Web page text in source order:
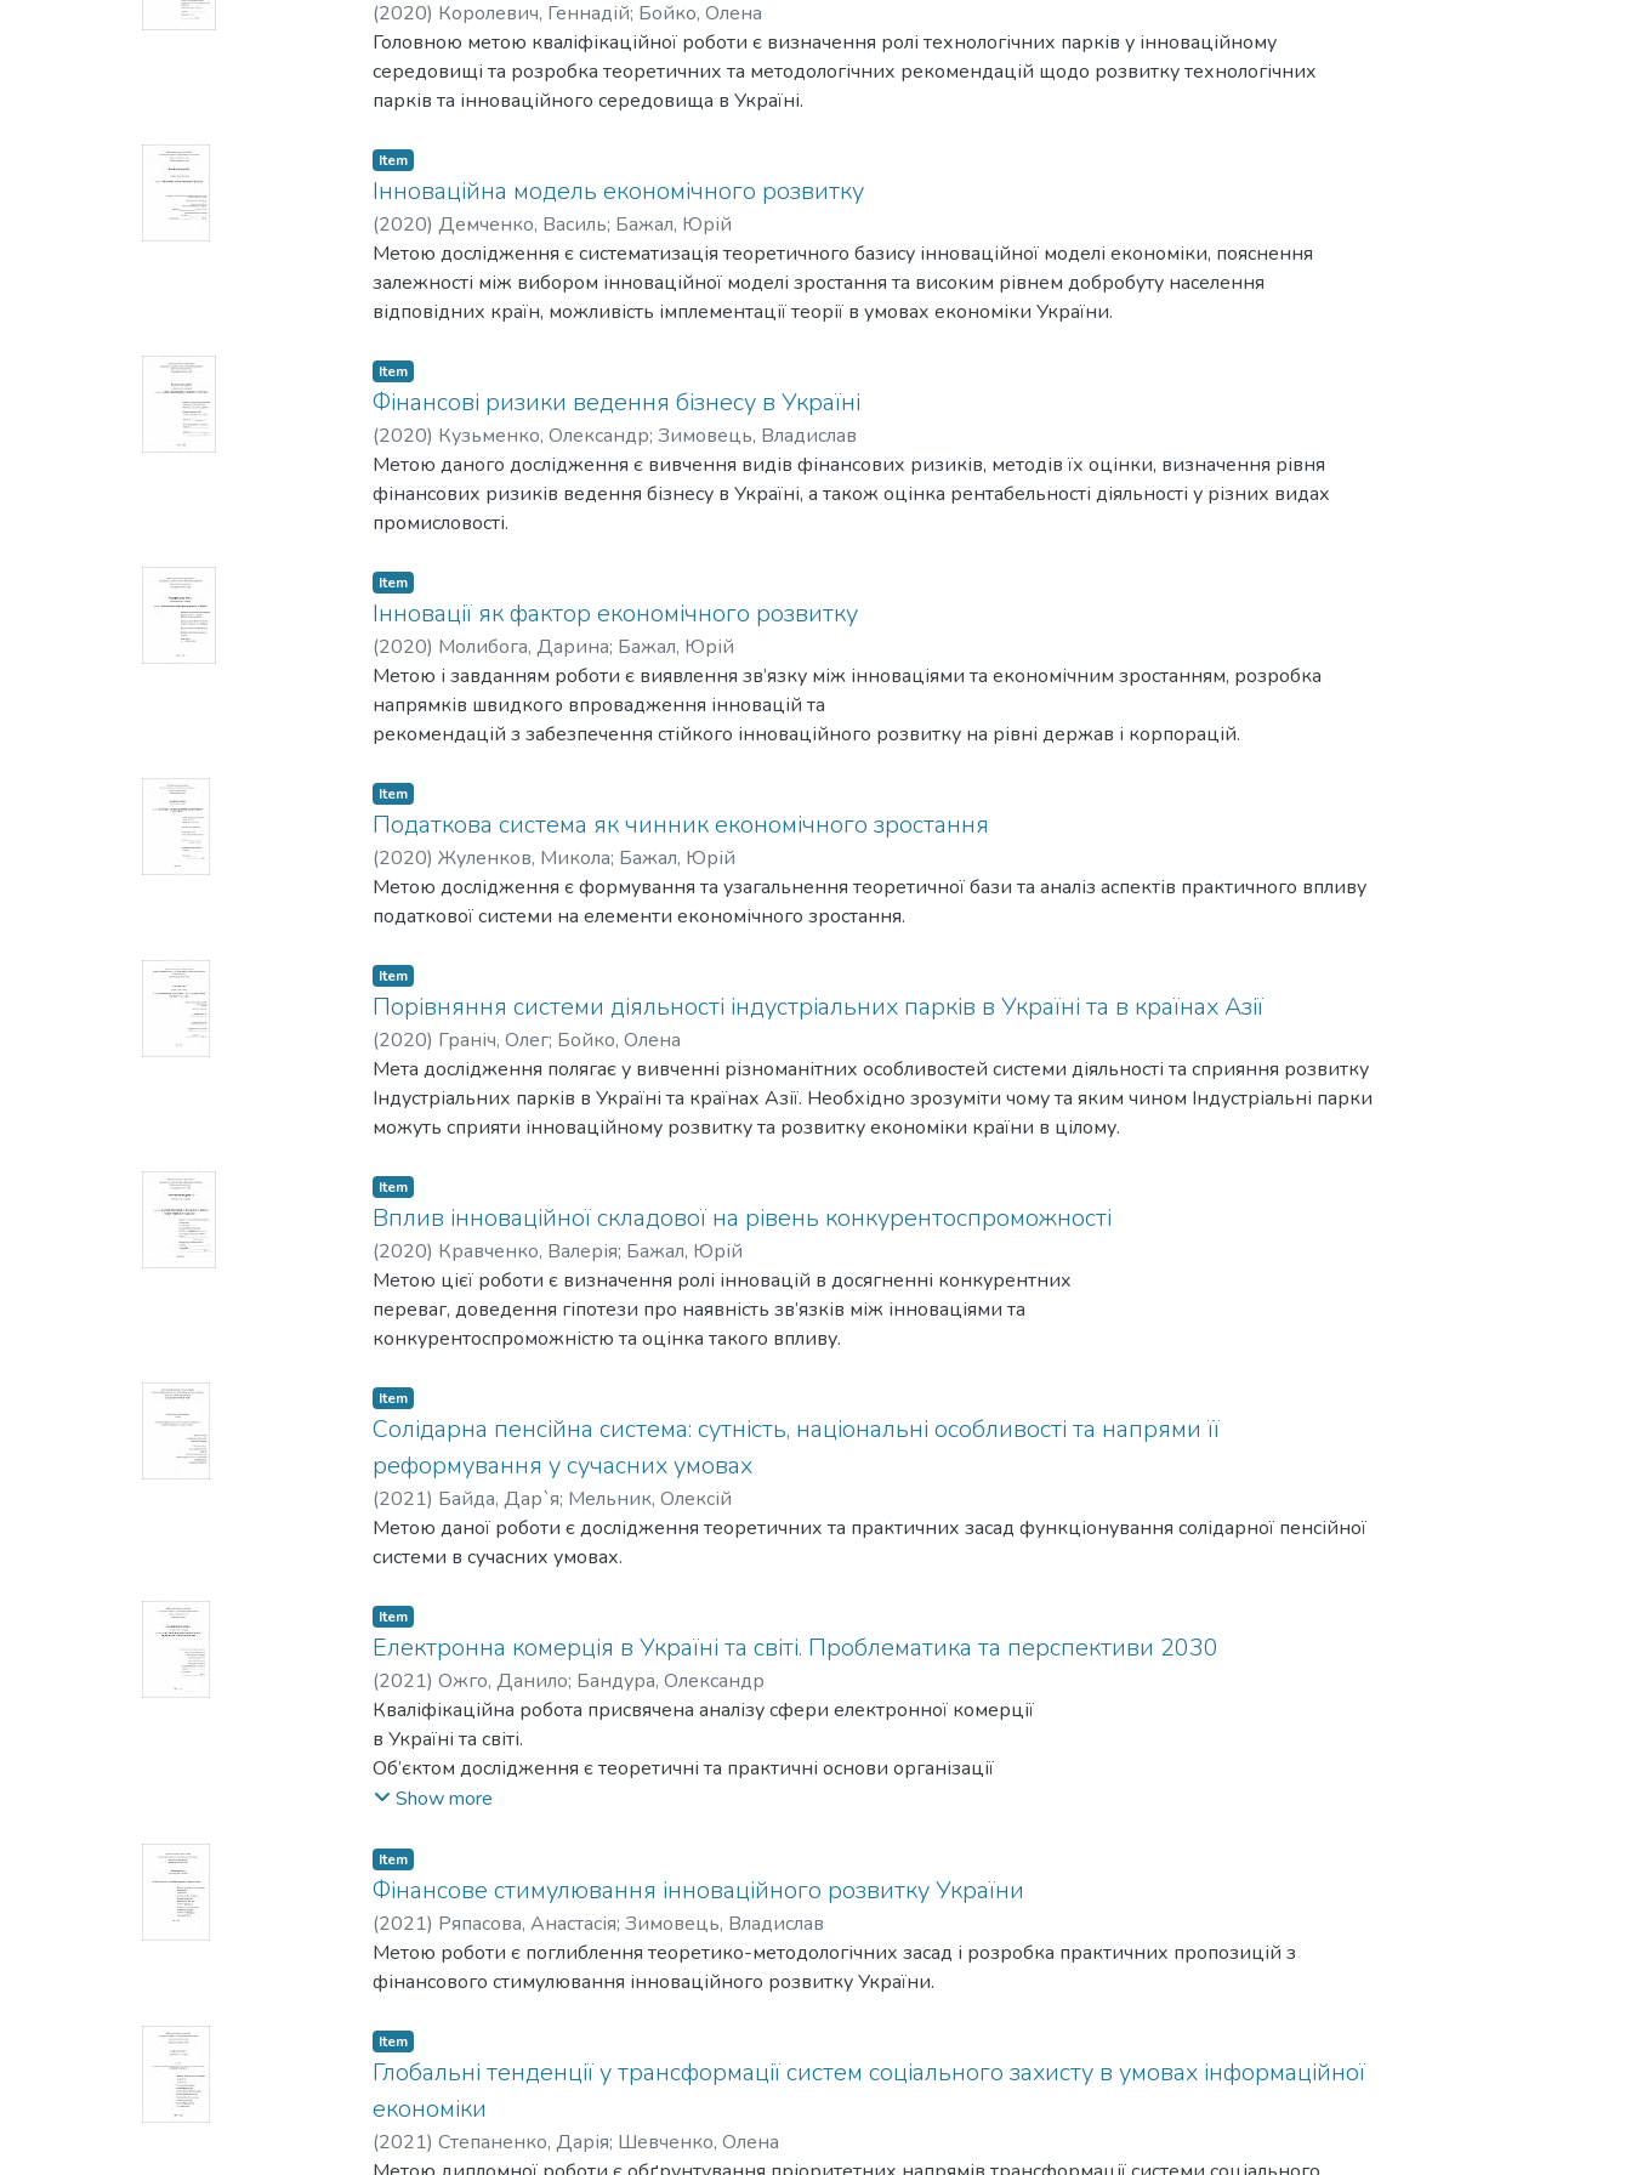
(2020) Королевич, Геннадій; Бойко, Олена
Головною метою кваліфікаційної роботи є визначення ролі технологічних парків у інноваційному
середовищі та розробка теоретичних та методологічних рекомендацій щодо розвитку технологічних
парків та інноваційного середовища в Україні.
Item
Інноваційна модель економічного розвитку
(2020) Демченко, Василь; Бажал, Юрій
Метою дослідження є систематизація теоретичного базису інноваційної моделі економіки, пояснення
залежності між вибором інноваційної моделі зростання та високим рівнем добробуту населення
відповідних країн, можливість імплементації теорії в умовах економіки України.
Item
Фінансові ризики ведення бізнесу в Україні
(2020) Кузьменко, Олександр; Зимовець, Владислав
Метою даного дослідження є вивчення видів фінансових ризиків, методів їх оцінки, визначення рівня
фінансових ризиків ведення бізнесу в Україні, а також оцінка рентабельності діяльності у різних видах
промисловості.
Item
Інновації як фактор економічного розвитку
(2020) Молибога, Дарина; Бажал, Юрій
Метою і завданням роботи є виявлення зв’язку між інноваціями та економічним зростанням, розробка
напрямків швидкого впровадження інновацій та
рекомендацій з забезпечення стійкого інноваційного розвитку на рівні держав і корпорацій.
Item
Податкова система як чинник економічного зростання
(2020) Жуленков, Микола; Бажал, Юрій
Метою дослідження є формування та узагальнення теоретичної бази та аналіз аспектів практичного впливу
податкової системи на елементи економічного зростання.
Item
Порівняння системи діяльності індустріальних парків в Україні та в країнах Азії
(2020) Граніч, Олег; Бойко, Олена
Мета дослідження ​полягає у вивченні різноманітних особливостей системи діяльності та сприяння розвитку
Індустріальних парків в Україні та країнах Азії. Необхідно зрозуміти чому та яким чином Індустріальні парки
можуть сприяти інноваційному розвитку та розвитку економіки країни в цілому.
Item
Вплив інноваційної складової на рівень конкурентоспроможності
(2020) Кравченко, Валерія; Бажал, Юрій
Метою цієї роботи є визначення ролі інновацій в досягненні конкурентних
переваг, доведення гіпотези про наявність зв’язків між інноваціями та
конкурентоспроможністю та оцінка такого впливу.
Item
Солідарна пенсійна система: сутність, національні особливості та напрями її
реформування у сучасних умовах
(2021) Байда, Дар`я; Мельник, Олексій
Метою даної роботи є дослідження теоретичних та практичних засад функціонування солідарної пенсійної
системи в сучасних умовах.
Item
Електронна комерція в Україні та світі. Проблематика та перспективи 2030
(2021) Ожго, Данило; Бандура, Олександр
Кваліфікаційна робота присвячена аналізу сфери електронної комерції
в Україні та світі.
Об’єктом дослідження є теоретичні та практичні основи організації
електронної комерції, як частини електронного бізнесу в мережі Інтернет.
Україні та у розвинених економіках світу.
Мета цієї дипломної роботи полягає в тому, щоб описати поточний
стан світового та внутрішнього ринку електронної комерції,
охарактеризувати найбільших гравців вітчизняного та іноземного ринку,
окреслити перспективи та напрямки розвитку сфери
основ вивчення напрямку електронної комерції. Описано законодавчу базу
України та інших країн, яка регулює це сферу. Визначено специфіку, форми і
моделі взаємодії суб’єктів електронної комерції.
У другому розділі представлений загальний аналіз організації
електронного бізнесу в Україні та закордоном, описано приклади успішних
Show more
Item
Фінансове стимулювання інноваційного розвитку України
(2021) Ряпасова, Анастасія; Зимовець, Владислав
Метою роботи є поглиблення теоретико-методологічних засад і розробка практичних пропозицій з
фінансового стимулювання інноваційного розвитку України.
Item
Глобальні тенденції у трансформації систем соціального захисту в умовах інформаційної
економіки
(2021) Степаненко, Дарія; Шевченко, Олена